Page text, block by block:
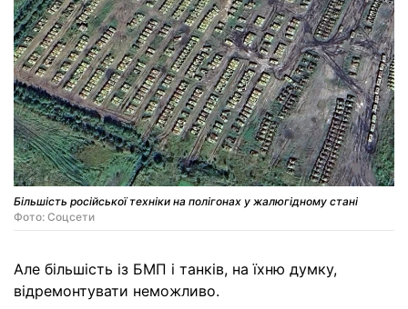
Більшість російської техніки на полігонах у жалюгідному стані
Фото: Соцсети
Але більшість із БМП і танків, на їхню думку,
відремонтувати неможливо.